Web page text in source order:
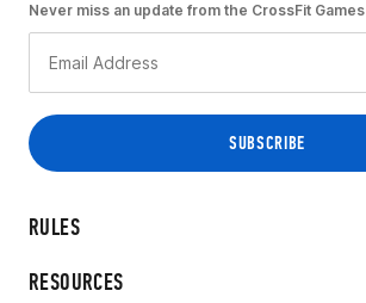
RULES
RESOURCES
Never miss an update from the CrossFit Games